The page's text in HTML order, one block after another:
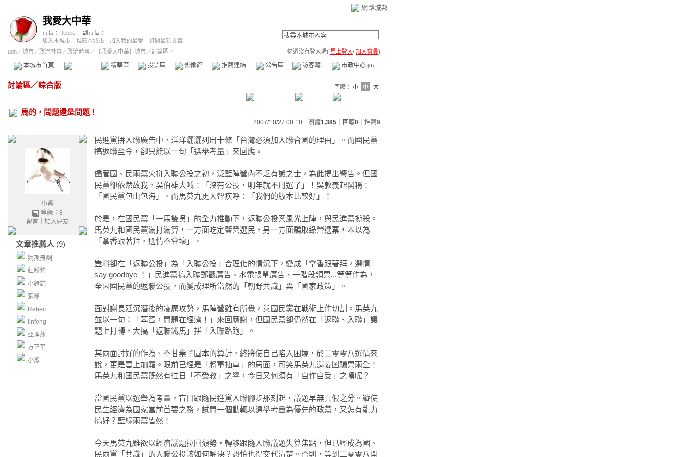
網路城邦
我愛大中華
市長： Rebec
副市長：
加入本城市
推薦本城市 加入我的最愛
訂閱最新文章
udn／城市／政治社會 ／政治時事／ 【我愛大中華】城市／討論區／ 你還沒有登入喔( 馬上登入/ 加入會員)
本城市首頁 精華區 投票區 影像館 推薦連結 公告區 訪客簿 市政中心 (0)
討論區／綜合版 字體： 小 中 大
馬的，問題還是問題！
2007/10/27 00:10 瀏覽1,385 ｜回應0 推薦9
小鯊
等級：8
留言｜ 加入好友
文章推薦人 (9)
獨孤無劍
紅粉豹
小鈴鐺
張爺
Rebec
linfeng
亞理莎
方正平
小鯊
民進黨拼入聯廣告中，洋洋灑灑列出十條「台灣必須加入聯合國的理由」。而國民黨
搞返聯至今，卻只能以一句「選舉考量」來回應。
儘管國、民兩黨火拼入聯公投之初，泛藍陣營內不乏有識之士，為此提出警告。但國
民黨卻依然故我，吳伯雄大喊：「沒有公投，明年就不用選了」！吳敦義起鬨稱：
「國民黨包山包海」。而馬英九更大聲疾呼：「我們的版本比較好」！
於是，在國民黨「一馬雙吳」的全力推動下，返聯公投案風光上陣，與民進黨撕殺。
馬英九和國民黨滿打滿算，一方面吃定藍營選民，另一方面騙取綠營選票，本以為
「拿香跟著拜，選情不會壞」。
豈料卻在「返聯公投」為「入聯公投」合理化的情況下，變成「拿香跟著拜，選情
say goodbye ！」民進黨搞入聯郵戳廣告、水電帳單廣告、一階段領票...等等作為，
全因國民黨的返聯公投，而變成理所當然的「朝野共識」與「國家政策」。
面對謝長廷沉潛後的凌厲攻勢，馬陣營雖有所覺，與國民黨在戰術上作切割。馬英九
並以一句：「笨蛋，問題在經濟！」來回應謝，但國民黨卻仍然在「返聯、入聯」議
題上打轉，大搞「返聯鐵馬」拼「入聯路跑」。
其兩面討好的作為、不甘棄子固本的算計，終將使自己陷入困境，於二零零八選情來
說，更是雪上加霜。眼前已經是「將軍抽車」的局面，可笑馬英九還妄圖騙票兩全！
馬英九和國民黨既然有往日「不受教」之舉，今日又何須有「自作自受」之嘆呢？
當國民黨以選舉為考量，盲目跟隨民進黨入聯腳步那刻起，議題早無真假之分。縱使
民生經濟為國家當前首要之務，試問一個動輒以選舉考量為優先的政黨，又怎有能力
搞好？藍綠兩黨皆然！
今天馬英九雖欲以經濟議題拉回頹勢，轉移跟隨入聯議題失算焦點，但已經成為國、
民兩黨「共識」的入聯公投該如何解決？恐怕也得交代清楚。否則，等到二零零八開